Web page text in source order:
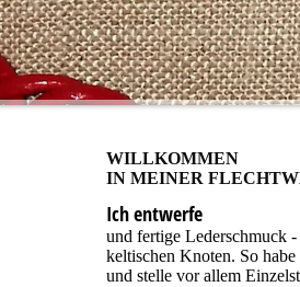
WILLKOMMEN
IN MEINER
Ich entwerfe
und fertige Lederschmuck
keltischen Knoten. So habe
und stelle vor allem